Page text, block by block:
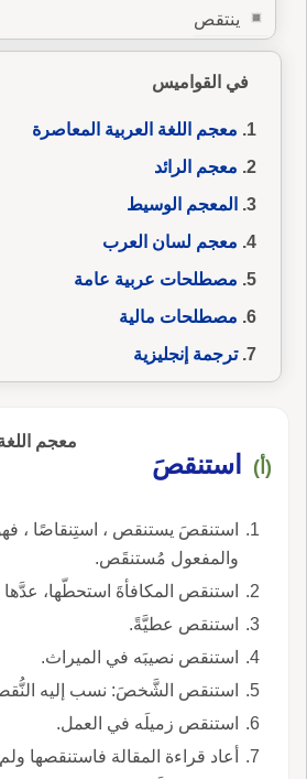
ينتقص
في القواميس
معجم اللغة العربية المعاصرة
معجم الرائد
المعجم الوسيط
معجم لسان العرب
مصطلحات عربية عامة
مصطلحات مالية
ترجمة إنجليزية
معجم
(أ) استنقصَ
استنقصَ يستنقص ، استِنقاصًا ،
والمفعول مُستنقَص.
استنقص المكافأةَ استحطّها، عدَّها
استنقص عطيَّةً.
استنقص نصيبَه في الميراث.
استنقص الشَّخصَ: نسب إليه
استنقص زميلَه في العمل.
أعاد قراءة المقالة فاستنقصها